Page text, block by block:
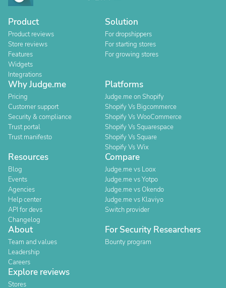
Product
Product reviews
Store reviews
Features
Widgets
Integrations
Solution
For dropshippers
For starting stores
For growing stores
Why Judge.me
Pricing
Customer support
Security & compliance
Trust portal
Trust manifesto
Platforms
Judge.me on Shopify
Shopify Vs Bigcommerce
Shopify Vs WooCommerce
Shopify Vs Squarespace
Shopify Vs Square
Shopify Vs Wix
Resources
Blog
Events
Agencies
Help center
API for devs
Changelog
Compare
Judge.me vs Loox
Judge.me vs Yotpo
Judge.me vs Okendo
Judge.me vs Klaviyo
Switch provider
About
Team and values
Leadership
Careers
For Security Researchers
Bounty program
Explore reviews
Stores